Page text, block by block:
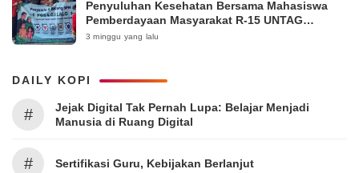
Penyuluhan Kesehatan Bersama Mahasiswa
Pemberdayaan Masyarakat R-15 UNTAG
Surabaya 2026
3 minggu yang lalu
DAILY KOPI
#
Jejak Digital Tak Pernah Lupa: Belajar Menjadi
Manusia di Ruang Digital
# Sertifikasi Guru, Kebijakan Berlanjut